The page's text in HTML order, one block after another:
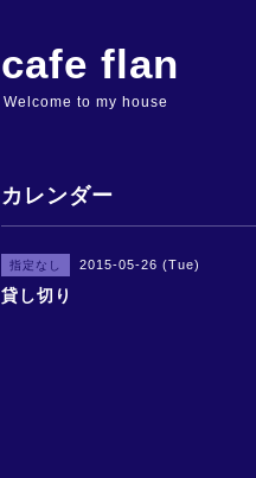
cafe flan
Welcome to my house
カレンダー
指定なし 2015-05-26 (Tue)
貸し切り